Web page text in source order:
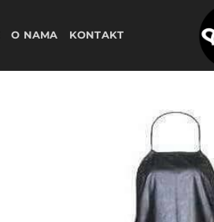
O NAMA KONTAKT